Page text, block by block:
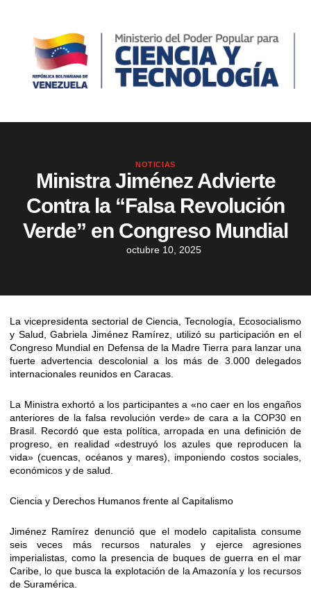
NOTICIAS
​Ministra Jiménez Advierte
Contra la “Falsa Revolución
Verde” en Congreso Mundial
octubre 10, 2025
La vicepresidenta sectorial de Ciencia, Tecnología, Ecosocialismo
y Salud, Gabriela Jiménez Ramírez, utilizó su participación en el
Congreso Mundial en Defensa de la Madre Tierra para lanzar una
fuerte advertencia descolonial a los más de 3.000 delegados
internacionales reunidos en Caracas.
​La Ministra exhortó a los participantes a «no caer en los engaños
anteriores de la falsa revolución verde» de cara a la COP30 en
Brasil. Recordó que esta política, arropada en una definición de
progreso, en realidad «destruyó los azules que reproducen la
vida» (cuencas, océanos y mares), imponiendo costos sociales,
económicos y de salud.
​Ciencia y Derechos Humanos frente al Capitalismo
​Jiménez Ramírez denunció que el modelo capitalista consume
seis veces más recursos naturales y ejerce agresiones
imperialistas, como la presencia de buques de guerra en el mar
Caribe, lo que busca la explotación de la Amazonía y los recursos
de Suramérica.